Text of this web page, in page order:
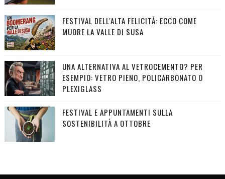
FESTIVAL DELL'ALTA FELICITÀ: ECCO COME
MUORE LA VALLE DI SUSA
UNA ALTERNATIVA AL VETROCEMENTO? PER
ESEMPIO: VETRO PIENO, POLICARBONATO O
PLEXIGLASS
FESTIVAL E APPUNTAMENTI SULLA
SOSTENIBILITÀ A OTTOBRE